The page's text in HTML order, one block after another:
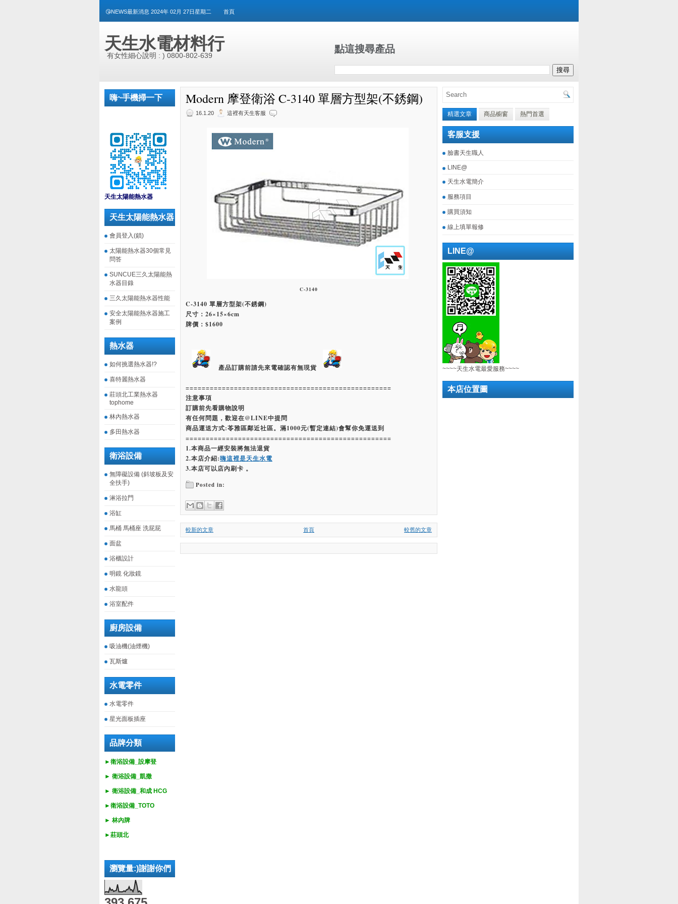
😘NEWS最新消息 2024年 02月 27日星期二 首頁
天生水電材料行
有女性細心說明 : ) 0800-802-639
點這搜尋產品
嗨~手機掃一下
天生太陽能熱水器
天生太陽能熱水器
會員登入(鎖)
太陽能熱水器30個常見
問答
SUNCUE三久太陽能熱
水器目錄
三久太陽能熱水器性能
安全太陽能熱水器施工
案例
熱水器
如何挑選熱水器!?
喜特麗熱水器
莊頭北工業熱水器
tophome
林內熱水器
多田熱水器
衛浴設備
無障礙設備 (斜坡板及安
全扶手)
淋浴拉門
浴缸
馬桶 馬桶座 洗屁屁
面盆
浴櫃設計
明鏡 化妝鏡
水龍頭
浴室配件
廚房設備
吸油機(油煙機)
瓦斯爐
水電零件
水電零件
星光面板插座
品牌分類
►衛浴設備_設摩登
► 衛浴設備_ 凱撒
► 衛浴設備_ 和成 HCG
►衛浴設備_ TOTO
► 林內牌
►莊頭北
瀏覽量:)謝謝你們
Modern 摩登衛浴 C-3140 單層方型架(不銹鋼)
16.1.20 這裡有天生客服
C-3140
C-3140 單層方型架(不銹鋼)
尺寸：26×15×6cm
牌價：$1600
產品訂購前請先來電確認有無現貨
===================================================
注意事項
訂購前先看購物說明
有任何問題，歡迎在@LINE中提問
商品運送方式:苓雅區鄰近社區。滿1000元(暫定連結)會幫你免運送到
===================================================
1.本商品一經安裝將無法退貨
2.本店介紹:嗨這裡是天生水電
3.本店可以店內刷卡 。
Posted in:
較新的文章 較舊的文章
首頁
精選文章 商品櫥窗 熱門首選
客服支援
臉書天生職人
LINE@
天生水電簡介
服務項目
購買須知
線上填單報修
LINE@
~~~~天生水電最愛服務~~~~
本店位置圖